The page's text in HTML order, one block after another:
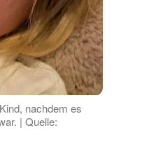
nachdem es
| Quelle: